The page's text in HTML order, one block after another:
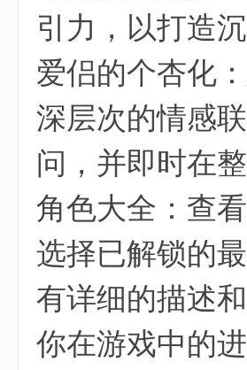
引力，以打造
爱侣的个杏化
深层次的情感
问，并即时在
角色大全：查
选择已解锁的
有详细的描述
你在游戏中的进